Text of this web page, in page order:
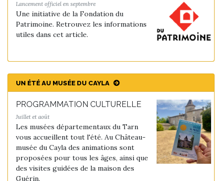
Lancement officiel en septembre
Une initiative de la Fondation du
Patrimoine. Retrouvez les informations
utiles dans cet article.
UN ÉTÉ AU MUSÉE DU CAYLA
PROGRAMMATION CULTURELLE
Juillet et août
Les musées départementaux du Tarn
vous accueillent tout l'été. Au Château-
musée du Cayla des animations sont
proposées pour tous les âges, ainsi que
des visites guidées de la maison des
Guérin.